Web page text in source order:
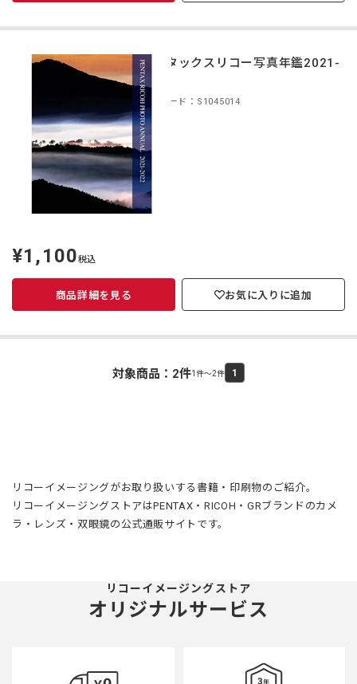
ペンタックスリコー写真年鑑2021-
2022
商品コード：S1045014
定
価
¥1,100税込
商品詳細を見る お気に入りに追加
対象商品： 2件1件～2件 1
リコーイメージングがお取り扱いする書籍・印刷物のご紹介。
リコーイメージングストアはPENTAX・RICOH・GRブランドのカメ
ラ・レンズ・双眼鏡の公式通販サイトです。
リコーイメージングストア
オリジナルサービス